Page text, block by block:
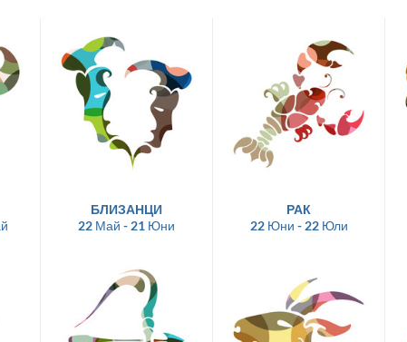
БЛИЗАНЦИ
22 Май - 21 Юни
РАК
22 Юни - 22 Юли